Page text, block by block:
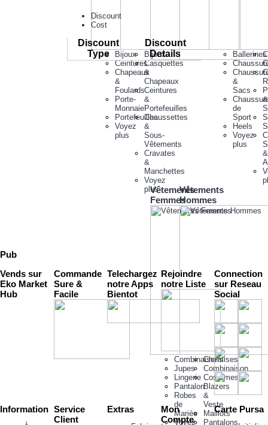
Bijoux
Ceintures
Chapeaux
&
Foulards
Porte-
Monnaie
Portefeuilles
Voyez
plus
Bijoux
Casquettes
&
Chapeaux
Ceintures
&
Portefeuilles
Chaussettes
&
Sous-
Vêtements
Cravates
&
Manchettes
Voyez
plus
Ballerines
&
Sacs
de
Sport
Heels
Voyez
plus
&
&
Vêtements
Femmes
Combinaisons
Jupes
Lingerie
Pantalon
Robes
de
Mariée
Voyez
Vêtements
Hommes
Chemises
Combinaison
Costumes,
Blazers
&
Veste
Maillots
Pantalons
Discount
Cost
Discount
Type
Discount
Details
Pub
Vends sur
Eko Market
Hub
Commande
Sure &
Facile
Telechargez
notre Apps
Bientot
Rejoindre
notre Liste
Connection
sur Reseau
Social
Information Service
Client
Extras
Mon
Compte
Carte Pursa